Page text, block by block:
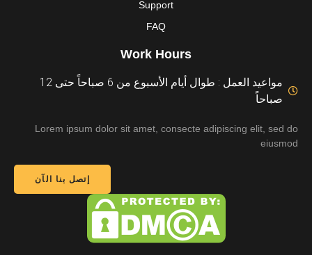
Support
FAQ
Work Hours
مواعيد العمل : طوال أيام الأسبوع من 6 صباحاً حتى 12
صباحاً
Lorem ipsum dolor sit amet, consecte adipiscing elit, sed do
eiusmod
إتصل بنا الآن